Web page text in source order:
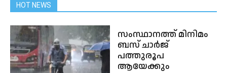
HOT NEWS
സംസ്ഥാനത്ത് മിനിമം
ബസ് ചാർജ്
പത്തുരൂപ
ആയേക്കും